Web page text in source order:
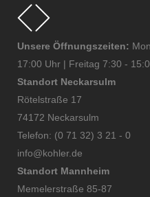
Unsere Öffnungszeiten:
17:00 Uhr | Freitag 7:30 -
Standort Neckarsulm
Rötelstraße 17
74172 Neckarsulm
Telefon: (0 71 32) 3 21 - 0
info@kohler.de
Standort Mannheim
Memelerstraße 85-87